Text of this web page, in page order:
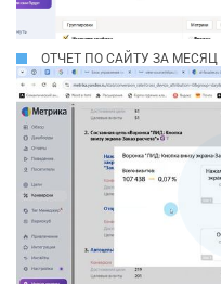
ОТЧЕТ ПО САЙТУ ЗА МЕСЯЦ